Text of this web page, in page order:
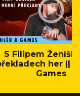
S Filipem
her ||
Games